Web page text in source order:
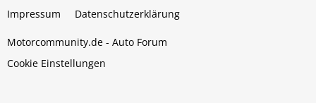
Impressum Datenschutzerklärung
Motorcommunity.de - Auto Forum
Cookie Einstellungen